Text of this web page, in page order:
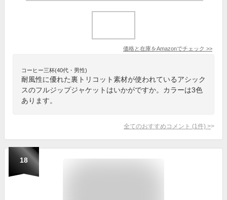
価格と在庫をAmazonでチェック >>
コーヒー三杯(40代・男性)
耐風性に優れた裏トリコット素材が使われているアシック
スのフルジップジャケットはいかがですか。カラーは3色
あります。
全てのおすすめコメント (1 件) >
18